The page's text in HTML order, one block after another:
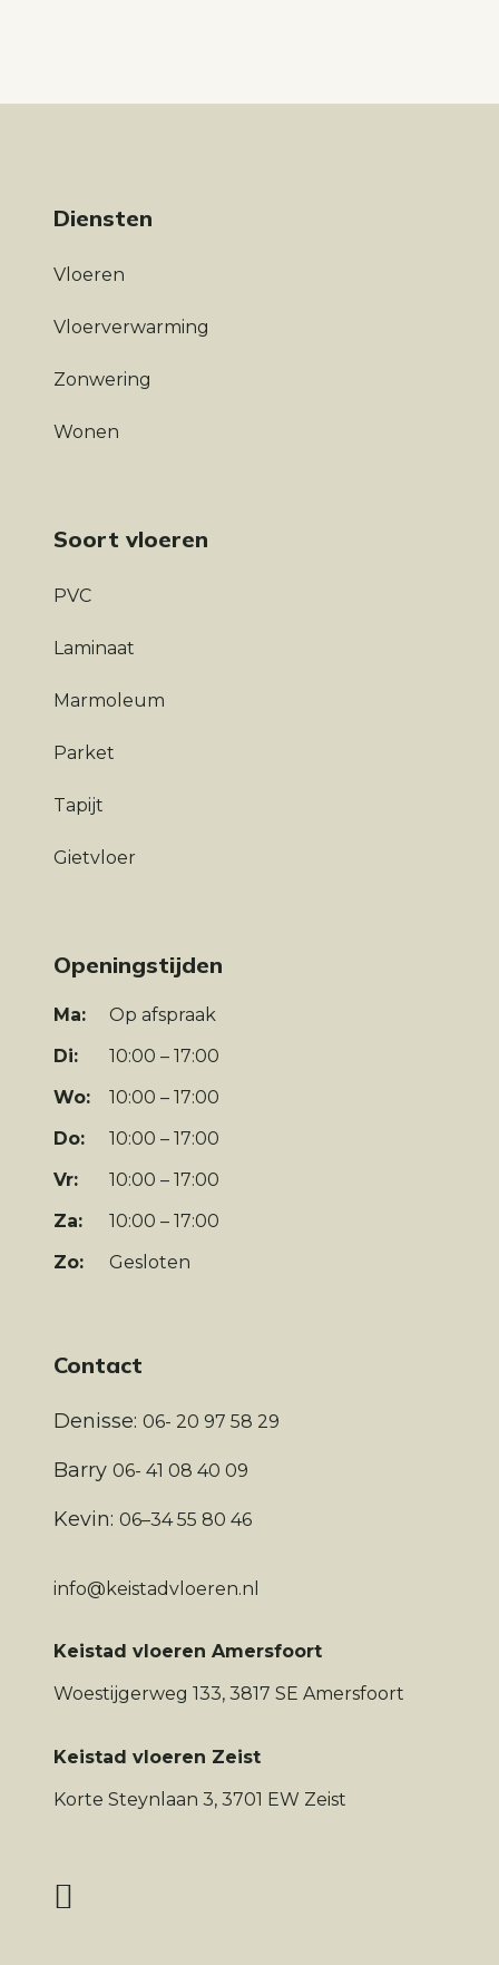
Diensten
Vloeren
Vloerverwarming
Zonwering
Wonen
Soort vloeren
PVC
Laminaat
Marmoleum
Parket
Tapijt
Gietvloer
Openingstijden
Ma:
Op afspraak
Di:
10:00 – 17:00
Wo:
10:00 – 17:00
Do:
10:00 – 17:00
Vr:
10:00 – 17:00
Za:
10:00 – 17:00
Zo:
Gesloten
Contact
Denisse: 06- 20 97 58 29
Barry 06- 41 08 40 09
Kevin: 06–34 55 80 46
info@keistadvloeren.nl
Keistad vloeren Amersfoort
Woestijgerweg 133, 3817 SE Amersfoort
Keistad vloeren Zeist
Korte Steynlaan 3, 3701 EW Zeist